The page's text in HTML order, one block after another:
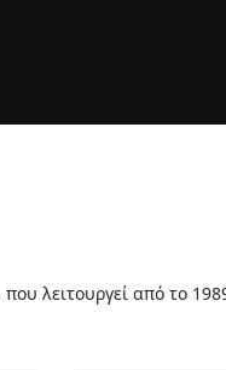
λειτουργεί από το